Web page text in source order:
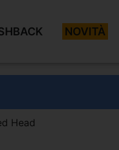
NOVITÀ
Head